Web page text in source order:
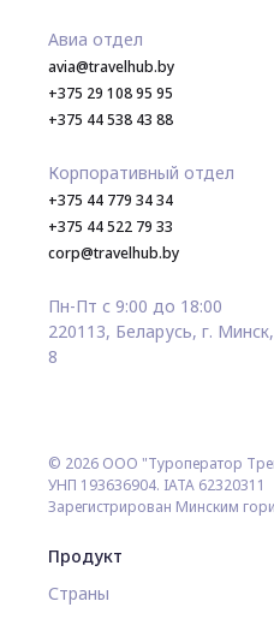
Авиа отдел
avia@travelhub.by
+375 29 108 95 95
+375 44 538 43 88
Корпоративный отдел
+375 44 779 34 34
+375 44 522 79 33
corp@travelhub.by
Пн-Пт с 9:00 до 18:00
220113, Беларусь, г.
8
© 2026 ООО "Туроператор
УНП 193636904. IATA 62320311
Зарегистрирован Минским
Продукт
Страны